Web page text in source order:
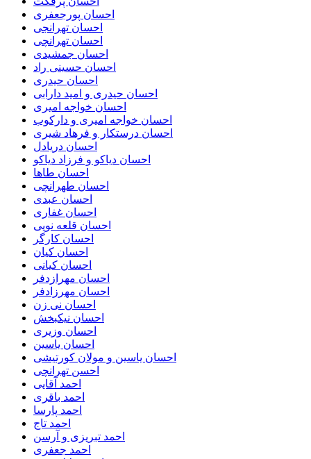
احسان پورجعفری
احسان تهرانجی
احسان تهرانچی
احسان جمشیدی
احسان حسینی راد
احسان حیدری
احسان حیدری و امید دارابی
احسان خواجه امیری
احسان خواجه امیری و دارکوب
احسان درستكار و فرهاد شيرى
احسان دریادل
احسان دیاکو و فرزاد دیاکو
احسان طاها
احسان طهرانچی
احسان عبدی
احسان غفاری
احسان قلعه نویی
احسان کارگر
احسان کیان
احسان کیانی
احسان مهرازدفر
احسان مهرزادفر
احسان نی زن
احسان نیکبخش
احسان وزیری
احسان یاسین
احسان یاسین و مولان کورتیشی
احسن تهرانچی
احمد آقایی
احمد باقری
احمد پارسا
احمد تاج
احمد تبریزی و آرسن
احمد جعفری